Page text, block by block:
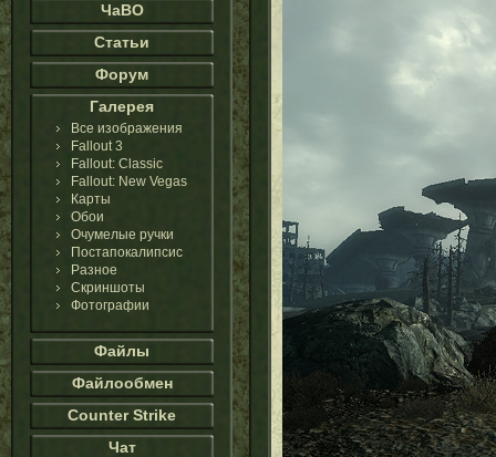
ЧаВО
Статьи
Форум
Галерея
Все изображения
Fallout 3
Fallout: Classic
Fallout: New Vegas
Карты
Обои
Очумелые ручки
Постапокалипсис
Разное
Скриншоты
Фотографии
Файлы
Файлообмен
Counter Strike
Чат